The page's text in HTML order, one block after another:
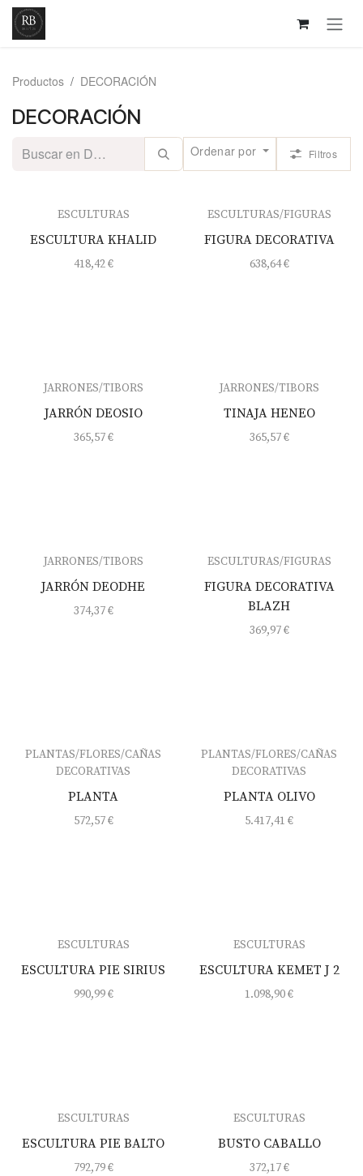
Ir al contenido
Productos DECORACIÓN
DECORACIÓN
Ordenar por Filtros
ESCULTURAS
ESCULTURA KHALID
418,42€
ESCULTURAS/FIGURAS
FIGURA DECORATIVA
638,64€
JARRONES/TIBORS
JARRÓN DEOSIO
365,57€
JARRONES/TIBORS
TINAJA HENEO
365,57€
JARRONES/TIBORS
JARRÓN DEODHE
374,37€
ESCULTURAS/FIGURAS
FIGURA DECORATIVA
BLAZH
369,97€
PLANTAS/FLORES/CAÑAS
DECORATIVAS
PLANTA
572,57€
PLANTAS/FLORES/CAÑAS
DECORATIVAS
PLANTA OLIVO
5.417,41 €
ESCULTURAS
ESCULTURA PIE SIRIUS
990,99€
ESCULTURAS
ESCULTURA KEMET J 2
1.098,90€
ESCULTURAS
ESCULTURA PIE BALTO
792,79€
ESCULTURAS
BUSTO CABALLO
372,17€